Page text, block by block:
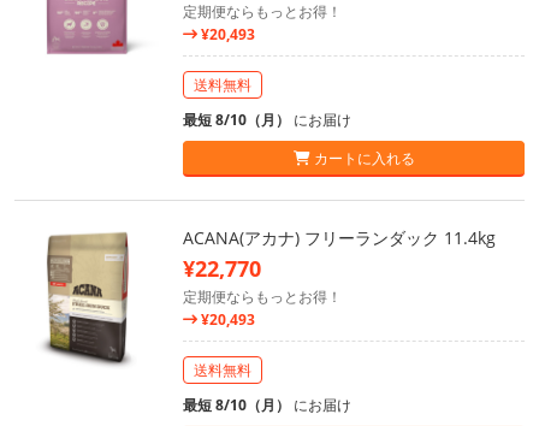
定期便ならもっとお得！
¥20,493
送料無料
最短 8/10（月） にお届け
カートに入れる
ACANA(アカナ) フリーランダック 11.4kg
¥22,770
定期便ならもっとお得！
¥20,493
送料無料
最短 8/10（月） にお届け